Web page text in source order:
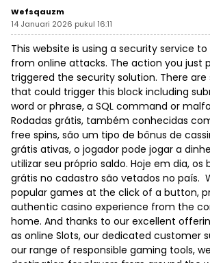
Wefsqauzm
14 Januari 2026 pukul 16:11
This website is using a security service
from online attacks. The action you just
triggered the security solution. There are
that could trigger this block including
word or phrase, a SQL command or
Rodadas grátis, também conhecidas
free spins, são um tipo de bônus de
grátis ativas, o jogador pode jogar a
utilizar seu próprio saldo. Hoje em dia, os
grátis no cadastro são vetados no país.
popular games at the click of a button,
authentic casino experience from the
home. And thanks to our excellent
as online Slots, our dedicated customer
our range of responsible gaming tools,